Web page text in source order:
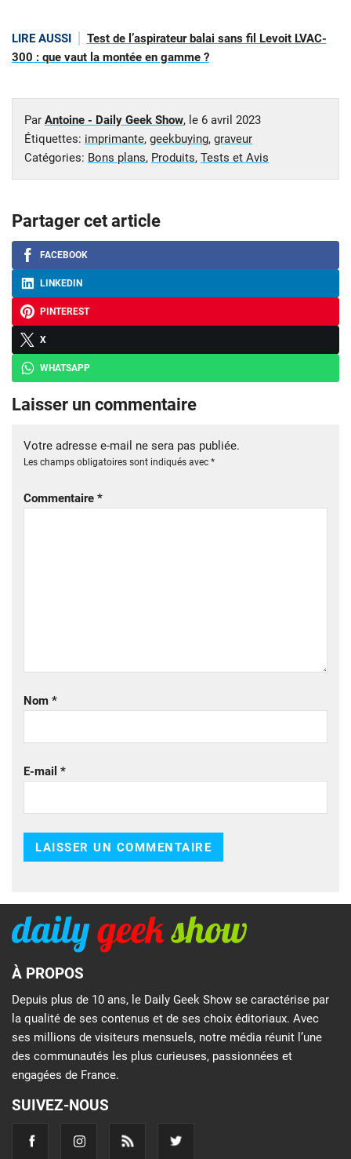
LIRE AUSSI
Test de l’aspirateur balai sans fil Levoit LVAC-
300 : que vaut la montée en gamme ?
Par Antoine - Daily Geek Show, le 6 avril 2023
Étiquettes: imprimante, geekbuying, graveur
Catégories: Bons plans, Produits, Tests et Avis
Partager cet article
FACEBOOK
LINKEDIN
PINTEREST
X
WHATSAPP
Laisser un commentaire
Votre adresse e-mail ne sera pas publiée.
Les champs obligatoires sont indiqués avec *
Commentaire *
Nom *
E-mail *
À PROPOS
Depuis plus de 10 ans, le Daily Geek Show se caractérise par
la qualité de ses contenus et de ses choix éditoriaux. Avec
ses millions de visiteurs mensuels, notre média réunit l’une
des communautés les plus curieuses, passionnées et
engagées de France.
SUIVEZ-NOUS